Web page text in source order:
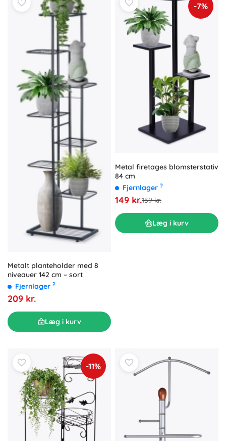
Metalt planteholder med 8
niveauer 142 cm – sort
Fjernlager ?
209 kr.
Læg i kurv
-7%
Metal firetages blomsterstativ
84 cm
Fjernlager ?
149 kr.159 kr.
Læg i kurv
-11%